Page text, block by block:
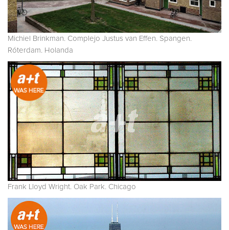
Michiel Brinkman. Complejo Justus van Effen. Spangen.
Róterdam. Holanda
Frank Lloyd Wright. Oak Park. Chicago